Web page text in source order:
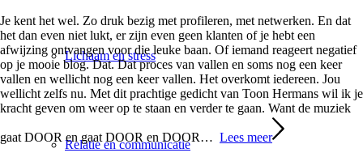
Lichaam en stress
Relatie en communicatie
Je kent het wel. Zo druk bezig met profileren, met netwerken. En dat
het dan even niet lukt, er zijn even geen klanten of je hebt een
afwijzing ontvangen voor die leuke baan. Of iemand reageert negatief
op je mooie blog. Dat. Dat proces van vallen en soms nog een keer
vallen en wellicht nog een keer vallen. Het overkomt iedereen. Jou
wellicht zelfs nu. Met dit prachtige gedicht van Toon Hermans wil ik je
kracht geven om weer op te staan en verder te gaan. Want de muziek
gaat DOOR en gaat DOOR en DOOR… Lees meer